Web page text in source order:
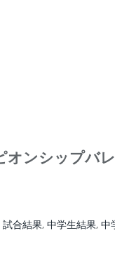
オンシップ
試合結果, 中学生結果, 中